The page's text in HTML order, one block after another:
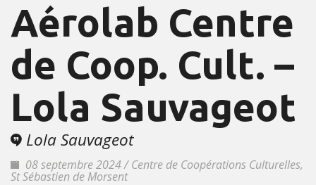
Aérolab Centre
de Coop. Cult. –
Lola Sauvageot
Lola Sauvageot
08 septembre 2024 / Centre de Coopérations Culturelles,
St Sébastien de Morsent